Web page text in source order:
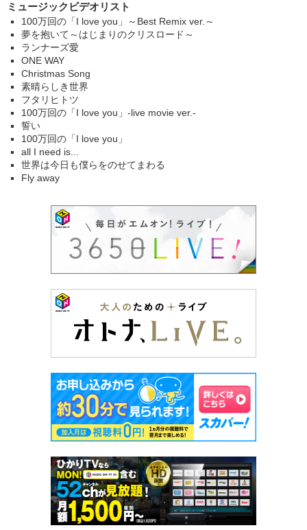
ミュージックビデオリスト
100万回の「I love you」～Best Remix ver.～
夢を抱いて～はじまりのクリスロード～
ランナーズ愛
ONE WAY
Christmas Song
素晴らしき世界
フタリヒトツ
100万回の「I love you」-live movie ver.-
誓い
100万回の「I love you」
all I need is...
世界は今日も僕らをのせてまわる
Fly away